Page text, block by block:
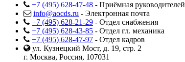
+7 (495) 628-47-48 - Приёмная руководителей
info@aocds.ru - Электронная почта
+7 (495) 628-21-29 - Отдел снабжения
+7 (495) 628-43-85 - Отдел гл. механика
+7 (495) 628-47-97 - Отдел кадров
ул. Кузнецкий Мост, д. 19, стр. 2
г. Москва, Россия, 107031